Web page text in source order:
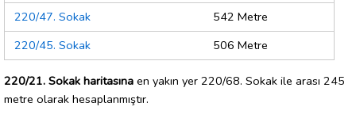
220/47. Sokak
542 Metre
220/45. Sokak
506 Metre
220/21. Sokak haritasına en yakın yer 220/68. Sokak ile arası 245
metre olarak hesaplanmıştır.